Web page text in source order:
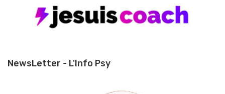
NewsLetter - L'Info Psy